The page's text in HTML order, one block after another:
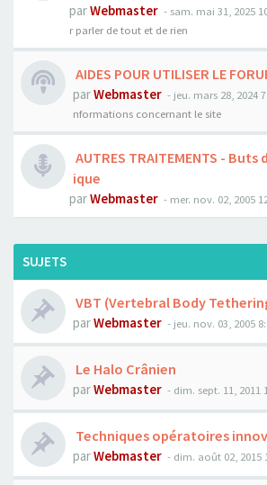
parWebmaster - sam. mai 31, 2025
r parler de tout et de rien
AIDES POUR UTILISER LE
parWebmaster - jeu. mars 28, 2024
nformations concernant le site
AUTRES TRAITEMENTS -
ique
parWebmaster - mer. nov. 02, 2005
SUJETS
VBT (Vertebral Body
parWebmaster - jeu. nov. 03, 2005
Le Halo Crânien
parWebmaster - dim. sept. 11, 2011
Techniques opératoires
parWebmaster - dim. août 02, 2015